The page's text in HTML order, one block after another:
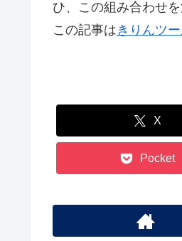
ひ、この組み合わせ
この記事はきりんツ
X
Pocket